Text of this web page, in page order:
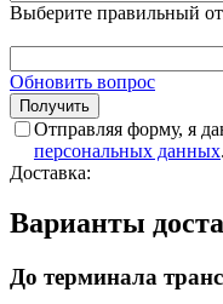
Выберите правильный
Обновить вопрос
Отправляя форму, я
персональных данных.
Доставка:
Варианты
До терминала